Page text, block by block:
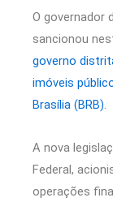
O governador
sancionou
governo
imóveis
Brasília (BRB).
A nova
Federal,
operações